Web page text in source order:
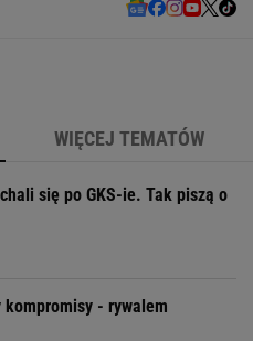
WIĘCEJ TEMATÓW
się po GKS-ie. Tak piszą o
kompromisy - rywalem